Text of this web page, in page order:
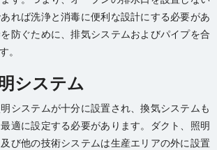
れば洗浄と消毒に便利な設計にする必要があ
防ぐために、排気システムおよびパイプを合
。
システム
システムが十分に設置され、換気システムも
適に設定する必要があります。ダクト、照明
び他の技術システムは生産エリアの外に設置